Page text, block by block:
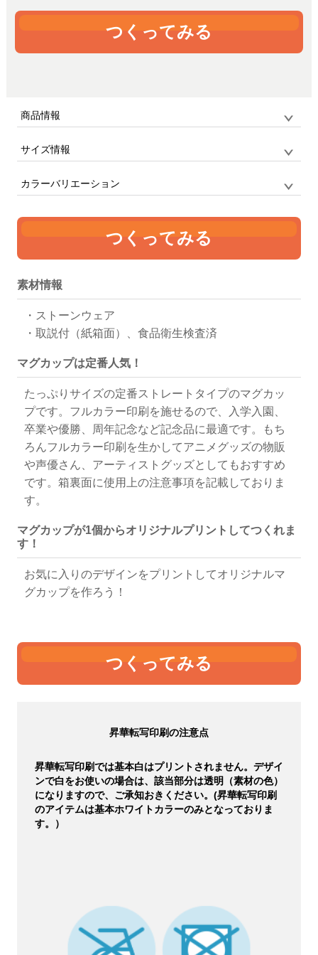
つくってみる
商品情報
品番
サイズ情報
スタンダードマグカップ
単位:mm
80
カラーバリエーション
つくってみる
素材情報
・ストーンウェア
・取説付（紙箱面）、食品衛生検査済
マグカップは定番人気！
たっぷりサイズの定番ストレートタイプのマグカッ
プです。フルカラー印刷を施せるので、入学入園、
卒業や優勝、周年記念など記念品に最適です。もち
ろんフルカラー印刷を生かしてアニメグッズの物販
や声優さん、アーティストグッズとしてもおすすめ
です。箱裏面に使用上の注意事項を記載しておりま
す。
マグカップが1個からオリジナルプリントしてつくれま
す！
お気に入りのデザインをプリントしてオリジナルマ
グカップを作ろう！
つくってみる
昇華転写印刷の注意点
昇華転写印刷では基本白はプリントされません。デザイ
ンで白をお使いの場合は、該当部分は透明（素材の色）
になりますので、ご承知おきください。(昇華転写印刷
のアイテムは基本ホワイトカラーのみとなっておりま
す。）